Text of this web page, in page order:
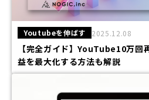
Youtubeを伸ばす 2025.12.08
【完全ガイド】YouTube10万回
益を最大化する方法も解説